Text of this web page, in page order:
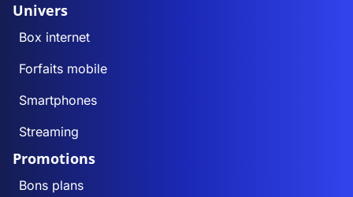
Univers
Box internet
Forfaits mobile
Smartphones
Streaming
Promotions
Bons plans